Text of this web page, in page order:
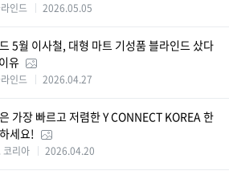
인드 2026.05.05
5월 이사철, 대형 마트 기성품 블라인드 샀다
유
인드 2026.04.27
가장 빠르고 저렴한 Y CONNECT KOREA 한
세요!
코리아 2026.04.20